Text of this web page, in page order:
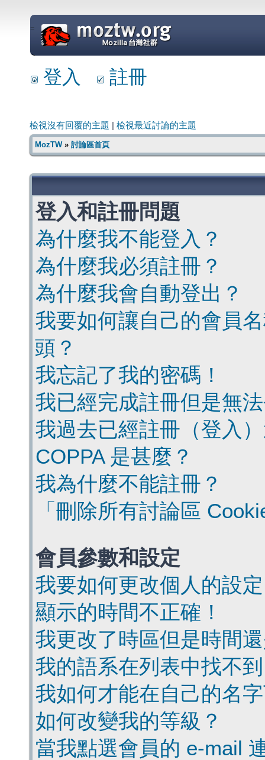
=
登入 註冊
檢視沒有回覆的主題 檢視最近討論的主題
MozTW» 討論區首頁
登入和註冊問題
為什麼我不能登入？
為什麼我必須註冊？
為什麼我會自動登出？
我要如何讓自己的會員
頭？
我忘記了我的密碼！
我已經完成註冊但是無
我過去已經註冊（登入
COPPA 是甚麼？
我為什麼不能註冊？
「刪除所有討論區
會員參數和設定
我要如何更改個人的設
顯示的時間不正確！
我更改了時區但是時間
我的語系在列表中找不
我如何才能在自己的名
如何改變我的等級？
當我點選會員的 e-mail